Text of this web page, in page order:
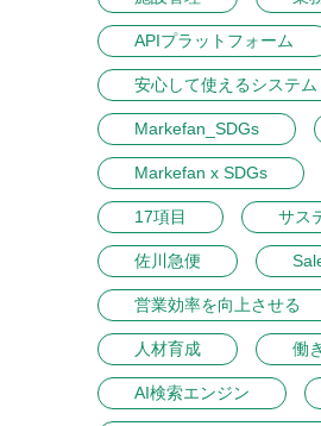
APIプラットフォーム
安心して使えるシステム
Markefan_SDGs
Markefan x SDGs
17項目 サス
佐川急便
営業効率を向上させる
人材育成 働
AI検索エンジン